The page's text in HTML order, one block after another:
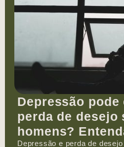
Depressão pode
perda de desejo
homens?
Depressão e perda de